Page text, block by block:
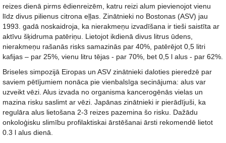
reizes dienā pirms ēdienreizēm, katru reizi alum pievienojot vienu
līdz divus pilienus citrona eļļas. Zinātnieki no Bostonas (ASV) jau
1993. gadā noskaidroja, ka nierakmeņu izvadīšana ir tieši saistīta ar
aktīvu šķidruma patēriņu. Lietojot ikdienā divus litrus ūdens,
nierakmeņu rašanās risks samazinās par 40%, patērējot 0,5 litri
kafijas – par 25%, vienu litru tējas - par 70%, bet 0,5 l alus - par 62%.
Briseles simpozijā Eiropas un ASV zinātnieki daloties pieredzē par
saviem pētījumiem nonāca pie vienbalsīga secinājuma: alus var
uzveikt vēzi. Alus izvada no organisma kancerogēnās vielas un
mazina risku saslimt ar vēzi. Japānas zinātnieki ir pierādījuši, ka
regulāra alus lietošana 2-3 reizes pazemina šo risku. Dažādu
onkoloģisku slimību profilaktiskai ārstēšanai ārsti rekomendē lietot
0.3 l alus dienā.